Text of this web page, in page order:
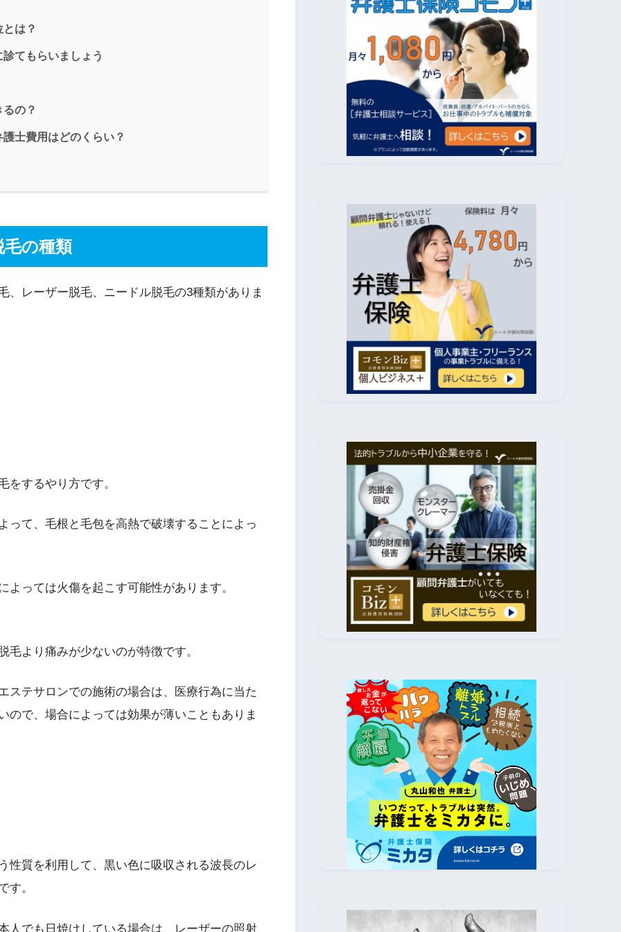
は？
てもらいましょう
の？
士費用はどのくらい？
の種類
、レーザー脱毛、ニードル脱毛の3種類がありま
をするやり方です。
って、毛根と毛包を高熱で破壊することによっ
っては火傷を起こす可能性があります。
より痛みが少ないのが特徴です。
ステサロンでの施術の場合は、医療行為に当た
ので、場合によっては効果が薄いこともありま
性質を利用して、黒い色に吸収される波長のレ
す。
人でも日焼けしている場合は、レーザーの照射